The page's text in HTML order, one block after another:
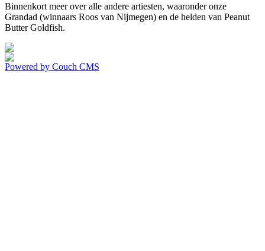
Binnenkort meer over alle andere artiesten, waaronder onze
Grandad (winnaars Roos van Nijmegen) en de helden van Peanut
Butter Goldfish.
Powered by Couch CMS